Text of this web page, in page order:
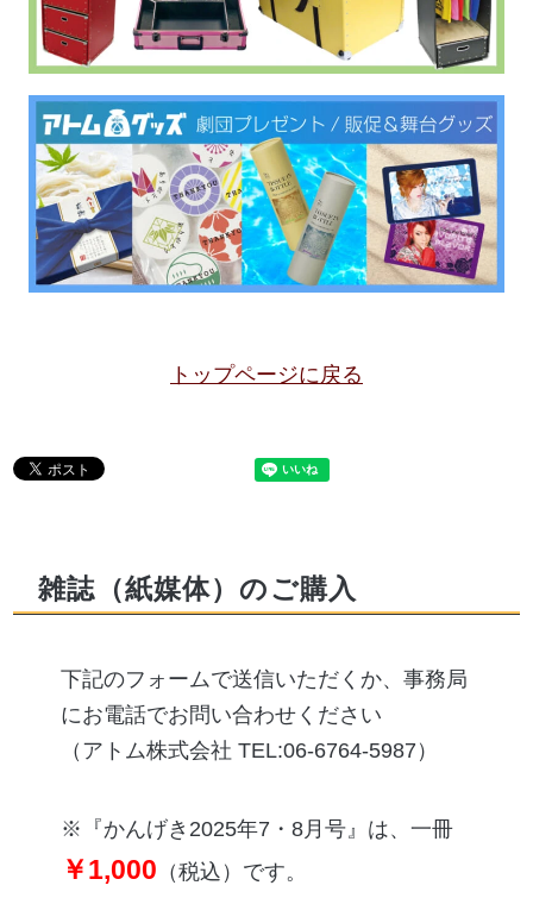
トップページに戻る
雑誌（紙媒体）のご購入
下記のフォームで送信いただくか、事務局
にお電話でお問い合わせください
（アトム株式会社 TEL:06-6764-5987）
※『かんげき2025年7・8月号』は、一冊
￥1,000 （税込）です。